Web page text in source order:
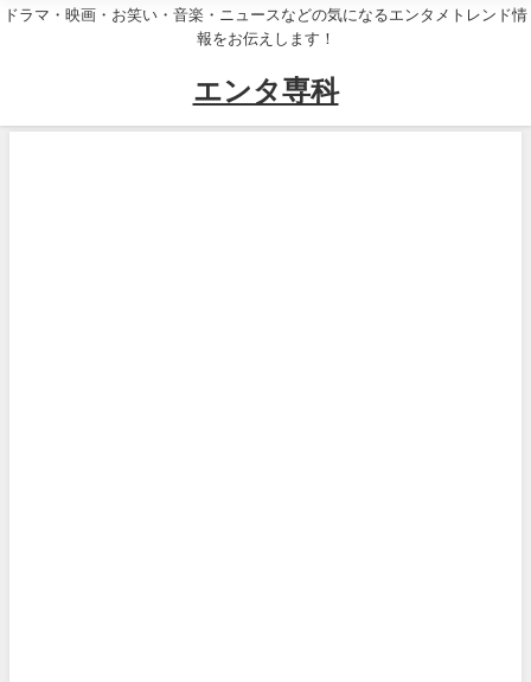
ドラマ・映画・お笑い・音楽・ニュースなどの気になるエンタメトレンド情
報をお伝えします！
エンタ専科